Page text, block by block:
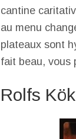
cantine
au menu
plateaux sont
fait beau, vous
Rolfs